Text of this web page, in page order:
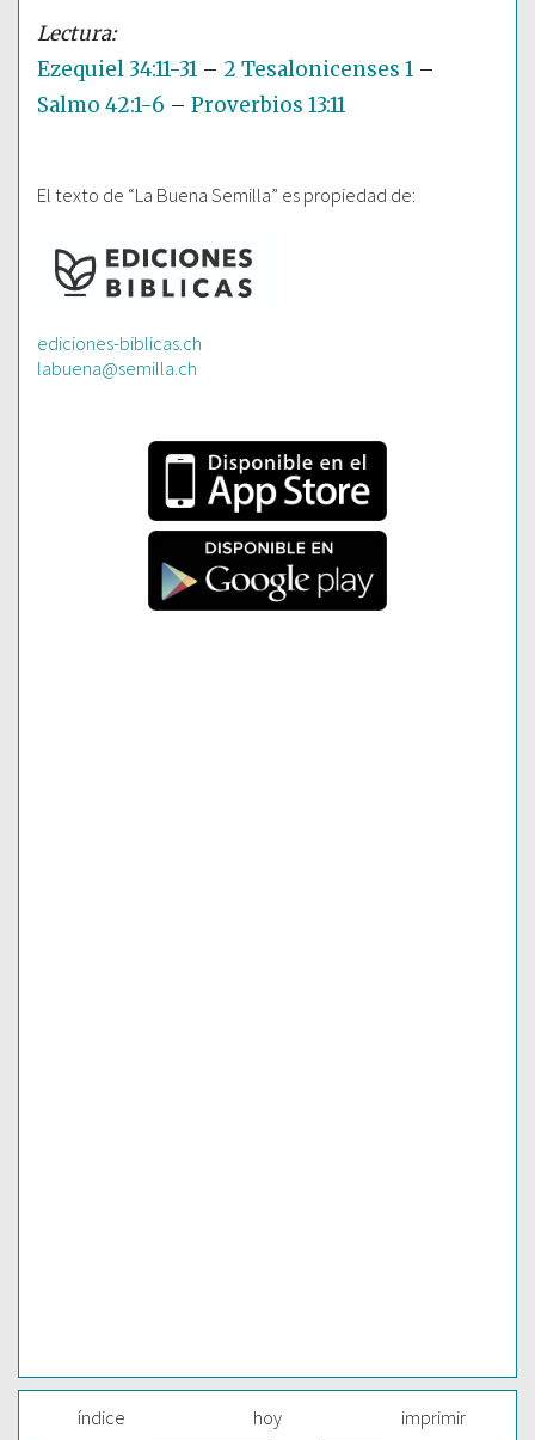
Ezequiel 34:11-31 – 2 Tesalonicenses 1 –
Salmo 42:1-6 – Proverbios 13:11
El texto de “La Buena Semilla” es propiedad de:
ediciones-biblicas.ch
labuena@semilla.ch
índice hoy imprimir